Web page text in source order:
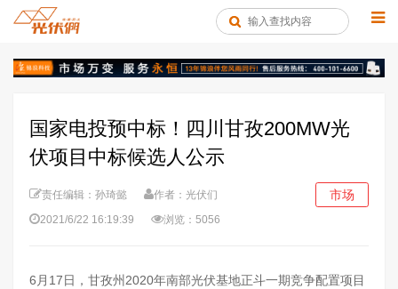
国家电投预中标！四川甘孜200MW光
伏项目中标候选人公示
责任编辑：孙琦懿
作者：光伏们
2021/6/22 16:19:39
浏览：5056
市场
6月17日，甘孜州2020年南部光伏基地正斗一期竞争配置项目